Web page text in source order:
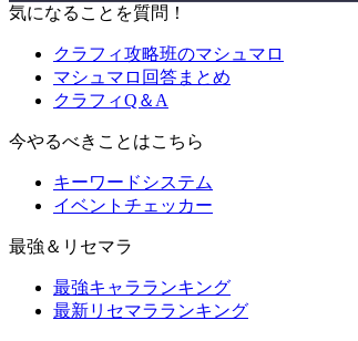
気になることを質問！
クラフィ攻略班のマシュマロ
マシュマロ回答まとめ
クラフィQ＆A
今やるべきことはこちら
キーワードシステム
イベントチェッカー
最強＆リセマラ
最強キャラランキング
最新リセマラランキング